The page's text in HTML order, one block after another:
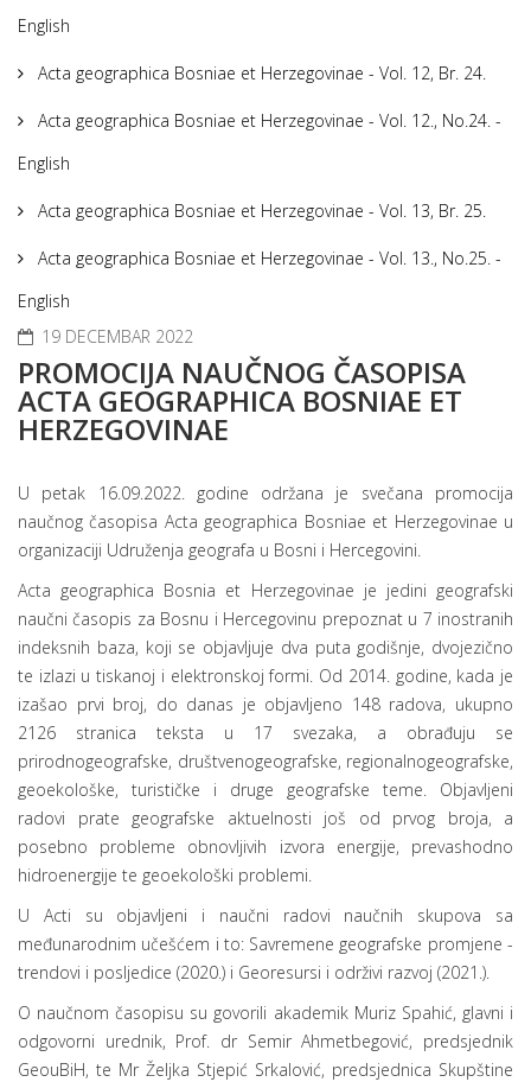
English
Acta geographica Bosniae et Herzegovinae - Vol. 12, Br. 24.
Acta geographica Bosniae et Herzegovinae - Vol. 12., No.24. -
English
Acta geographica Bosniae et Herzegovinae - Vol. 13, Br. 25.
Acta geographica Bosniae et Herzegovinae - Vol. 13., No.25. -
English
19 DECEMBAR 2022
PROMOCIJA NAUČNOG ČASOPISA
ACTA GEOGRAPHICA BOSNIAE ET
HERZEGOVINAE
U petak 16.09.2022. godine održana je svečana promocija
naučnog časopisa Acta geographica Bosniae et Herzegovinae u
organizaciji Udruženja geografa u Bosni i Hercegovini.
Acta geographica Bosnia et Herzegovinae je jedini geografski
naučni časopis za Bosnu i Hercegovinu prepoznat u 7 inostranih
indeksnih baza, koji se objavljuje dva puta godišnje, dvojezično
te izlazi u tiskanoj i elektronskoj formi. Od 2014. godine, kada je
izašao prvi broj, do danas je objavljeno 148 radova, ukupno
2126 stranica teksta u 17 svezaka, a obrađuju se
prirodnogeografske, društvenogeografske, regionalnogeografske,
geoekološke, turističke i druge geografske teme. Objavljeni
radovi prate geografske aktuelnosti još od prvog broja, a
posebno probleme obnovljivih izvora energije, prevashodno
hidroenergije te geoekološki problemi.
U Acti su objavljeni i naučni radovi naučnih skupova sa
međunarodnim učešćem i to: Savremene geografske promjene -
trendovi i posljedice (2020.) i Georesursi i održivi razvoj (2021.).
O naučnom časopisu su govorili akademik Muriz Spahić, glavni i
odgovorni urednik, Prof. dr Semir Ahmetbegović, predsjednik
GeouBiH, te Mr Željka Stjepić Srkalović, predsjednica Skupštine